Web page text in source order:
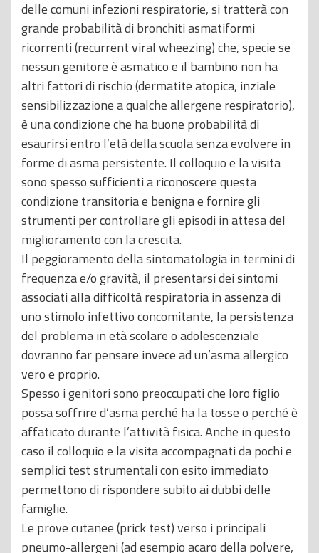
delle comuni infezioni respiratorie, si tratterà con
grande probabilità di bronchiti asmatiformi
ricorrenti (recurrent viral wheezing) che, specie se
nessun genitore è asmatico e il bambino non ha
altri fattori di rischio (dermatite atopica, inziale
sensibilizzazione a qualche allergene respiratorio),
è una condizione che ha buone probabilità di
esaurirsi entro l’età della scuola senza evolvere in
forme di asma persistente. Il colloquio e la visita
sono spesso sufficienti a riconoscere questa
condizione transitoria e benigna e fornire gli
strumenti per controllare gli episodi in attesa del
miglioramento con la crescita.
Il peggioramento della sintomatologia in termini di
frequenza e/o gravità, il presentarsi dei sintomi
associati alla difficoltà respiratoria in assenza di
uno stimolo infettivo concomitante, la persistenza
del problema in età scolare o adolescenziale
dovranno far pensare invece ad un’asma allergico
vero e proprio.
Spesso i genitori sono preoccupati che loro figlio
possa soffrire d’asma perché ha la tosse o perché è
affaticato durante l’attività fisica. Anche in questo
caso il colloquio e la visita accompagnati da pochi e
semplici test strumentali con esito immediato
permettono di rispondere subito ai dubbi delle
famiglie.
Le prove cutanee (prick test) verso i principali
pneumo-allergeni (ad esempio acaro della polvere,